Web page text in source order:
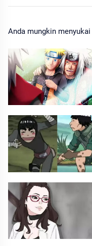
Anda mungkin